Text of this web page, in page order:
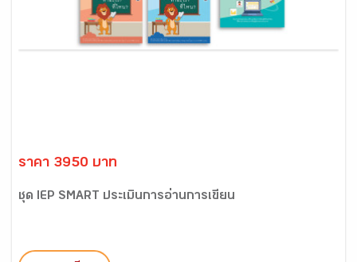
ราคา 3950 บาท
ชุด IEP SMART ประเมินการอ่านการเขียน